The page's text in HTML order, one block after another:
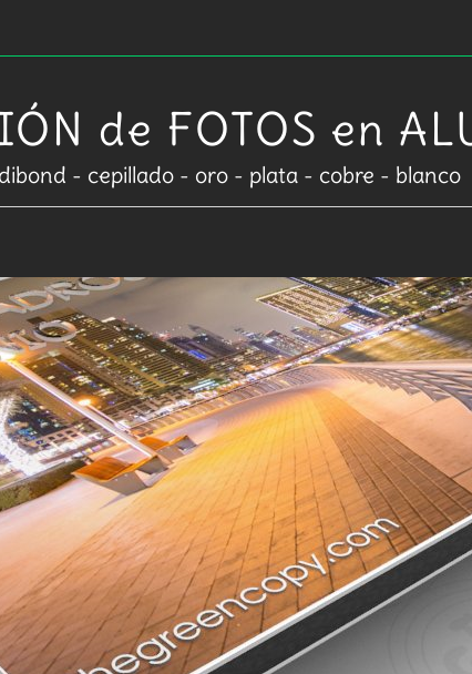
de FOTOS en
dibond - cepillado - oro - plata - cobre - blanco